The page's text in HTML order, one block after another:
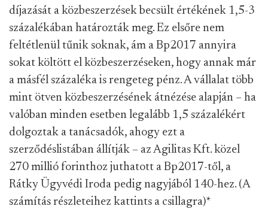
díjazását a közbeszerzések becsült értékének 1,5-3
százalékában határozták meg. Ez elsőre nem
feltétlenül tűnik soknak, ám a Bp2017 annyira
sokat költött el közbeszerzéseken, hogy annak már
a másfél százaléka is rengeteg pénz. A vállalat több
mint ötven közbeszerzésének átnézése alapján – ha
valóban minden esetben legalább 1,5 százalékért
dolgoztak a tanácsadók, ahogy ezt a
szerződéslistában állítják – az Agilitas Kft. közel
270 millió forinthoz juthatott a Bp2017-től, a
Rátky Ügyvédi Iroda pedig nagyjából 140-hez. (A
számítás részleteihez kattints a csillagra)*